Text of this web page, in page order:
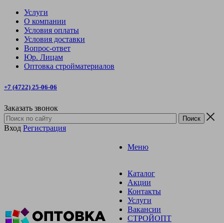
Услуги
О компании
Условия оплаты
Условия доставки
Вопрос-ответ
Юр. Лицам
Оптовка стройматериалов
+7 (4722) 25-06-06
Заказать звонок
Вход Регистрация
Меню
Каталог
Акции
Контакты
Услуги
Вакансии
СТРОЙОПТ